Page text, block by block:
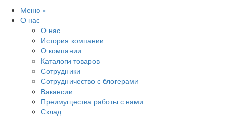
Меню ×
О нас
О нас
История компании
О компании
Каталоги товаров
Сотрудники
Сотрудничество с блогерами
Вакансии
Преимущества работы с нами
Склад